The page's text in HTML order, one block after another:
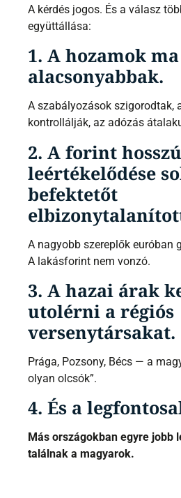
A kérdés jogos. És a válasz
együttállása:
1. A hozamok
alacsonyabbak.
A szabályozások szigorodtak,
kontrollálják, az adózás
2. A forint
leértékelődése
befektetőt
A nagyobb szereplők euróban
A lakásforint nem vonzó.
3. A hazai árak
utolérni a régiós
versenytársakat.
Prága, Pozsony, Bécs — a
olyan olcsók”.
4. És a
Más országokban egyre jobb
találnak a magyarok.